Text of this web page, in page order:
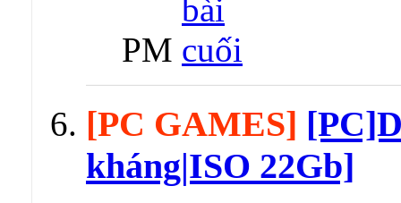
PM
[PC GAMES]
kháng|ISO 22Gb]